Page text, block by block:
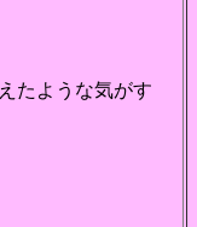
たような気がす